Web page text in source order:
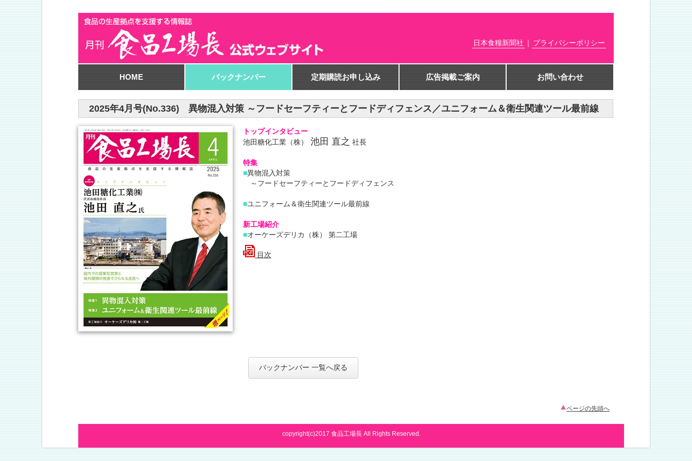
日本食糧新聞社 プライバシーポリシー
HOME バックナンバー 定期購読お申し込み 広告掲載ご案内 お問い合わせ
2025年4月号(No.336) 異物混入対策 ～フードセーフティーとフードディフェンス／ユニフォーム＆衛生関連ツール最前線
トップインタビュー
池田糖化工業 （株） 池田 直之 社長
特集
■異物混入対策
～フードセーフティーとフードディフェンス
■ユニフォーム＆衛生関連ツール最前線
新工場紹介
■オーケーズデリカ（株） 第二工場
目次
バックナンバー 一覧へ戻る
ページの先頭へ
copyright(c)2017 食品工場長 All Rights Reserved.